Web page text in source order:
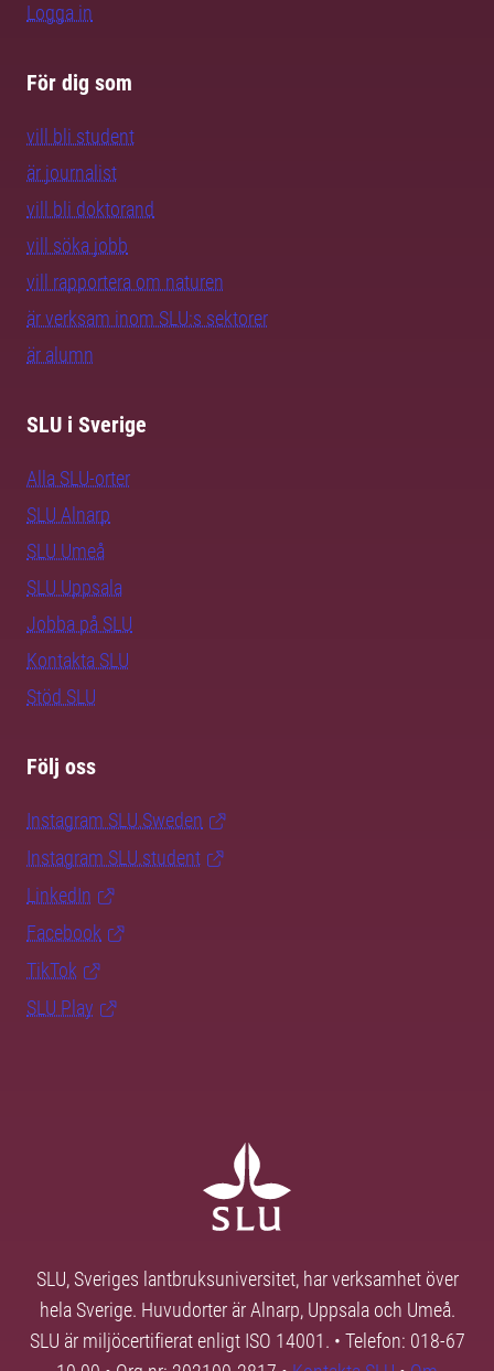
Logga in
För dig som
vill bli student
är journalist
vill bli doktorand
vill söka jobb
vill rapportera om naturen
är verksam inom SLU:s sektorer
är alumn
SLU i Sverige
Alla SLU-orter
SLU Alnarp
SLU Umeå
SLU Uppsala
Jobba på SLU
Kontakta SLU
Stöd SLU
Följ oss
Instagram SLU.Sweden
Instagram SLU.student
LinkedIn
Facebook
TikTok
SLU Play
SLU, Sveriges lantbruksuniversitet, har verksamhet över
hela Sverige. Huvudorter är Alnarp, Uppsala och Umeå.
SLU är miljöcertifierat enligt ISO 14001. • Telefon: 018-67